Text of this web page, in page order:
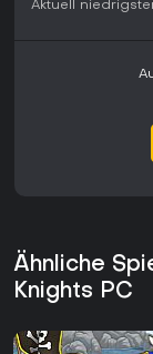
Aktuell
Ähnliche
Knights PC